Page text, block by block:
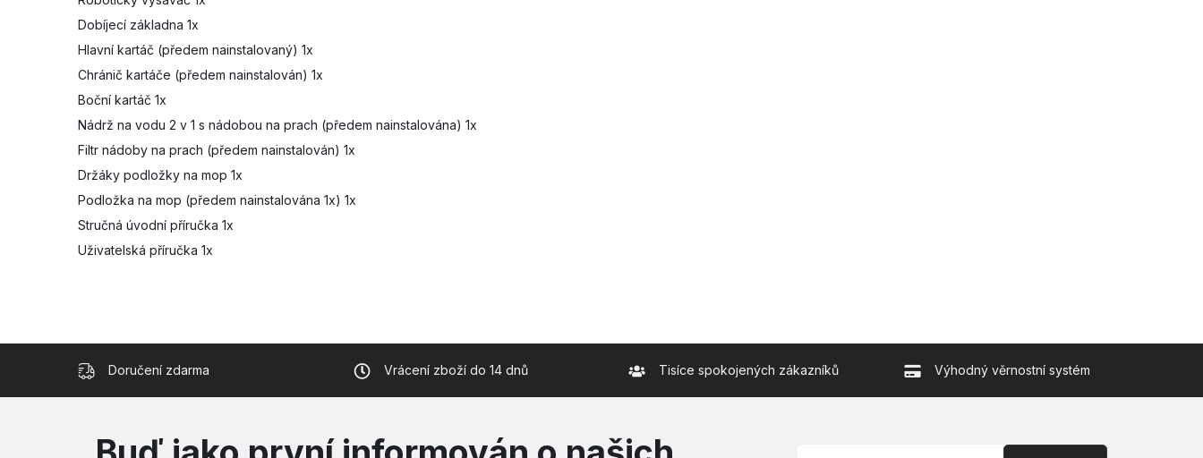
Dobíjecí základna 1x
Hlavní kartáč (předem nainstalovaný) 1x
Chránič kartáče (předem nainstalován) 1x
Boční kartáč 1x
Nádrž na vodu 2 v 1 s nádobou na prach (předem nainstalována) 1x
Filtr nádoby na prach (předem nainstalován) 1x
Držáky podložky na mop 1x
Podložka na mop (předem nainstalována 1x) 1x
Stručná úvodní příručka 1x
Uživatelská příručka 1x
Doručení zdarma Vrácení zboží do 14 dnů Tisíce spokojených zákazníků Výhodný věrnostní systém